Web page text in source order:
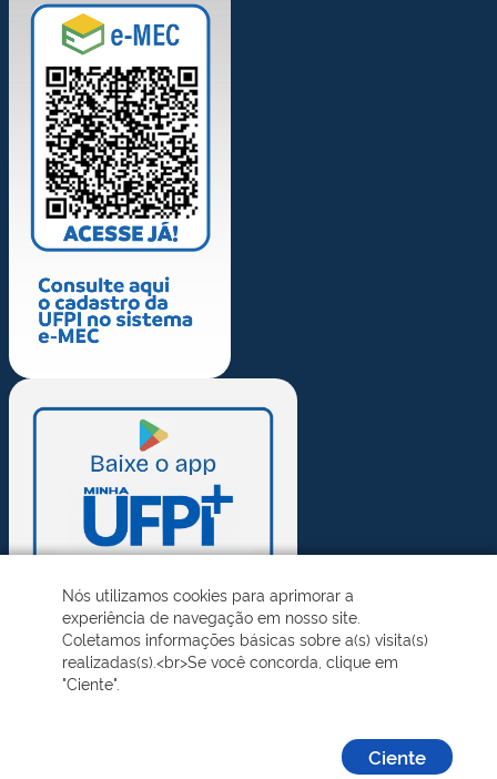
Nós utilizamos cookies para aprimorar a
experiência de navegação em nosso site.
Coletamos informações básicas sobre a(s) visita(s)
realizadas(s).<br>Se você concorda, clique em
"Ciente".
Ciente